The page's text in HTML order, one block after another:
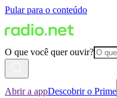
Pular para o conteúdo
O que você quer ouvir?
Abrir a appDescobrir o Prime